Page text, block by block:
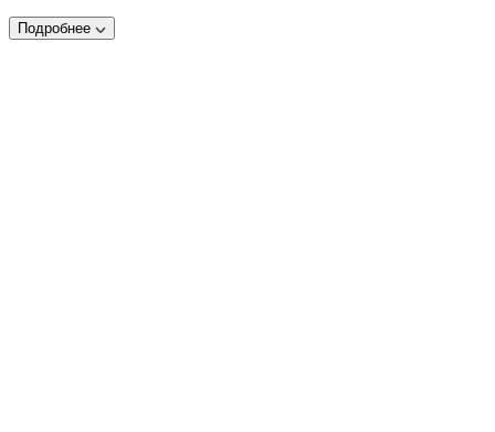
Подробнее